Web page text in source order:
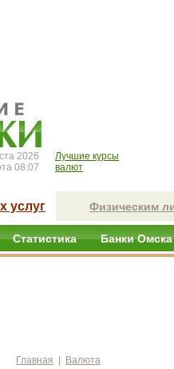
2026
08:07
Лучшие курсы
валют
услуг Физическим
Статистика Банки Омска
Главная Валюта